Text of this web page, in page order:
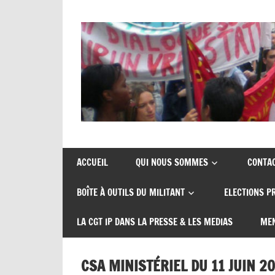
CGT
insertion
probation
de
syndicats
insertion
ACCUEIL QUI NOUS SOMMES
BOÎTE À OUTILS DU MILITANT ELECTIONS
LA CGT IP DANS LA PRESSE & LES MEDIAS
CSA MINISTÉRIEL DU 11 JUIN